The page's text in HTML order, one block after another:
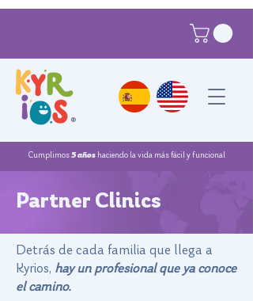
Cumplimos5 añoshaciendo la vida más fácil y funcional
®
¨Partner Clinics
Detrás de cada familia que llega a
Kyrios, hay un profesional que ya conoce
el camino.